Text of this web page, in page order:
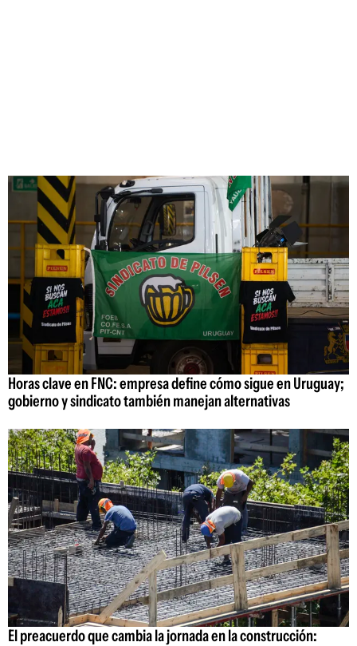
Horas clave en FNC: empresa define cómo sigue en Uruguay;
gobierno y sindicato también manejan alternativas
El preacuerdo que cambia la jornada en la construcción: